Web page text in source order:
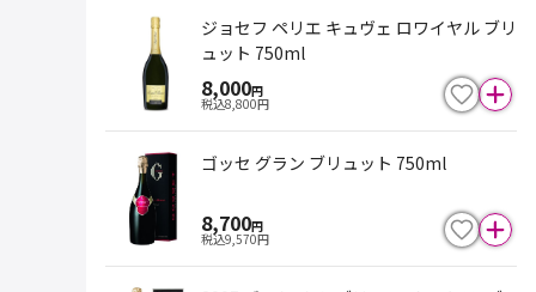
ジョセフ ペリエ キュヴェ ロワイヤル ブリ
ュット 750ml
8,000円
税込8,800円
ゴッセ グラン ブリュット 750ml
8,700円
税込9,570円